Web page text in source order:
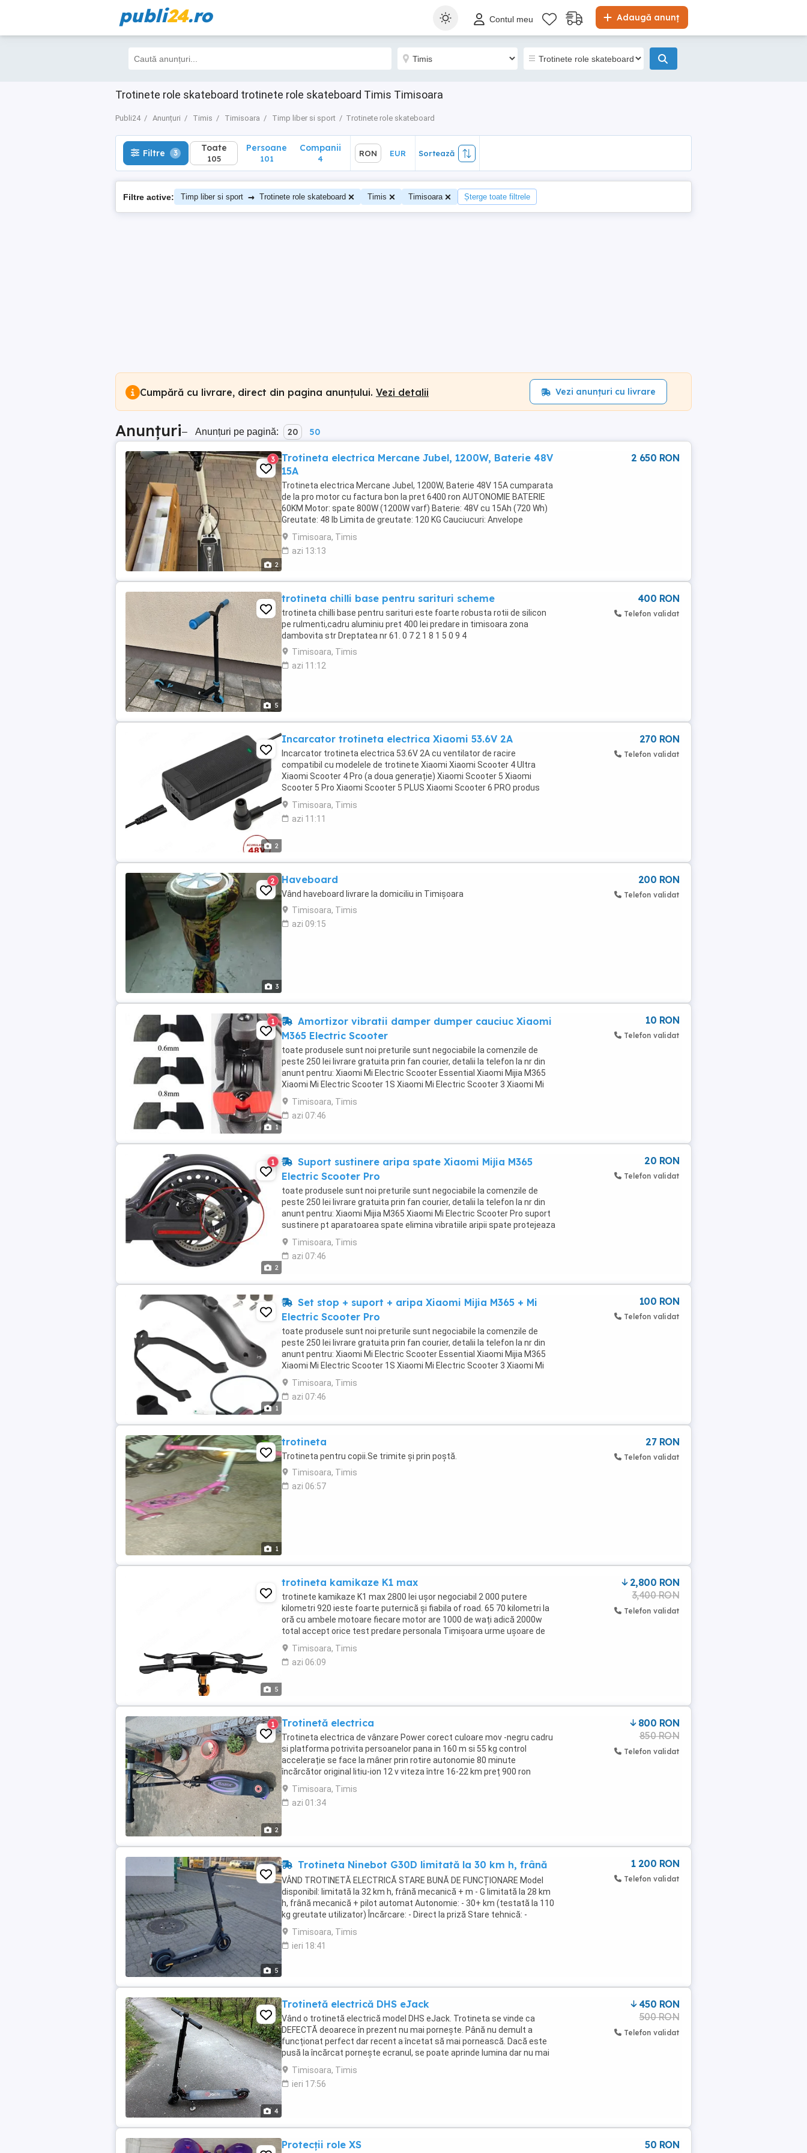
publi24.ro Adaugă anunț
Contul meu
Trotinete role skateboard trotinete role skateboard Timis Timisoara
Publi24 Anunțuri Timis Timisoara Timp liber si sport Trotinete role skateboard
Filtre 3 Toate
105
Sortează
Filtre 3 Toate
105
Persoane
101
Companii
4
RON EUR Sortează
Filtre active: Timp liber si sport → Trotinete role skateboard Timis Timisoara Șterge toate filtrele
Cumpără cu livrare, direct din pagina anunțului. Vezi detalii Vezi anunțuri cu livrare
Anunțuri– Anunțuri pe pagină: 20 50
2
3
Trotineta electrica Mercane Jubel, 1200W, Baterie 48V
15A
Trotineta electrica Mercane Jubel, 1200W, Baterie 48V 15A cumparata
de la pro motor cu factura bon la pret 6400 ron AUTONOMIE BATERIE
60KM Motor: spate 800W (1200W varf) Baterie: 48V cu 15Ah (720 Wh)
Greutate: 48 lb Limita de greutate: 120 KG Cauciucuri: Anvelope
stradale cu camera de 12" Anvelopele ...
Timisoara, Timis
azi 13:13
2 650 RON
5
trotineta chilli base pentru sarituri scheme
trotineta chilli base pentru sarituri este foarte robusta rotii de silicon
pe rulmenti,cadru aluminiu pret 400 lei predare in timisoara zona
dambovita str Dreptatea nr 61. 0 7 2 1 8 1 5 0 9 4
Timisoara, Timis
azi 11:12
400 RON
Telefon validat
2
Incarcator trotineta electrica Xiaomi 53.6V 2A
Incarcator trotineta electrica 53.6V 2A cu ventilator de racire
compatibil cu modelele de trotinete Xiaomi Xiaomi Scooter 4 Ultra
Xiaomi Scooter 4 Pro (a doua generație) Xiaomi Scooter 5 Xiaomi
Scooter 5 Pro Xiaomi Scooter 5 PLUS Xiaomi Scooter 6 PRO produs
nou pret 270 lei 0 7 2 1 8 1 5 ...
Timisoara, Timis
azi 11:11
270 RON
Telefon validat
3
2 Haveboard
Vând haveboard livrare la domiciliu in Timișoara
Timisoara, Timis
azi 09:15
200 RON
Telefon validat
1
1
Amortizor vibratii damper dumper cauciuc Xiaomi
M365 Electric Scooter
toate produsele sunt noi preturile sunt negociabile la comenzile de
peste 250 lei livrare gratuita prin fan courier, detalii la telefon la nr din
anunt pentru: Xiaomi Mi Electric Scooter Essential Xiaomi Mijia M365
Xiaomi Mi Electric Scooter 1S Xiaomi Mi Electric Scooter 3 Xiaomi Mi
Electric Scooter ...
Timisoara, Timis
azi 07:46
10 RON
Telefon validat
2
1
Suport sustinere aripa spate Xiaomi Mijia M365
Electric Scooter Pro
toate produsele sunt noi preturile sunt negociabile la comenzile de
peste 250 lei livrare gratuita prin fan courier, detalii la telefon la nr din
anunt pentru: Xiaomi Mijia M365 Xiaomi Mi Electric Scooter Pro suport
sustinere pt aparatoarea spate elimina vibratiile aripii spate protejeaza
cablul stopului ...
Timisoara, Timis
azi 07:46
20 RON
Telefon validat
1
Set stop + suport + aripa Xiaomi Mijia M365 + Mi
Electric Scooter Pro
toate produsele sunt noi preturile sunt negociabile la comenzile de
peste 250 lei livrare gratuita prin fan courier, detalii la telefon la nr din
anunt pentru: Xiaomi Mi Electric Scooter Essential Xiaomi Mijia M365
Xiaomi Mi Electric Scooter 1S Xiaomi Mi Electric Scooter 3 Xiaomi Mi
Electric Scooter ...
Timisoara, Timis
azi 07:46
100 RON
Telefon validat
1
trotineta
Trotineta pentru copii.Se trimite și prin poștă.
Timisoara, Timis
azi 06:57
27 RON
Telefon validat
5
trotineta kamikaze K1 max
trotinete kamikaze K1 max 2800 lei ușor negociabil 2 000 putere
kilometri 920 ieste foarte puternică și fiabila of road. 65 70 kilometri la
oră cu ambele motoare fiecare motor are 1000 de wați adică 2000w
total accept orice test predare personala Timișoara urme ușoare de
folosire se accepta și unele ...
Timisoara, Timis
azi 06:09
2,800 RON
3,400 RON
Telefon validat
2
1 Trotinetă electrica
Trotineta electrica de vânzare Power corect culoare mov -negru cadru
si platforma potrivita persoanelor pana in 160 m si 55 kg control
accelerație se face la mâner prin rotire autonomie 80 minute
încărcător original litiu-ion 12 v viteza între 16-22 km preț 900 ron
negociabil
Timisoara, Timis
azi 01:34
800 RON
850 RON
Telefon validat
5
Trotineta Ninebot G30D limitată la 30 km h, frână
VÂND TROTINETĂ ELECTRICĂ STARE BUNĂ DE FUNCȚIONARE Model
disponibil: limitată la 32 km h, frână mecanică + m - G limitată la 28 km
h, frână mecanică + pilot automat Autonomie: - 30+ km (testată la 110
kg greutate utilizator) Încărcare: - Direct la priză Stare tehnică: -
Trotinetele merg perfect ...
Timisoara, Timis
ieri 18:41
1 200 RON
Telefon validat
4
Trotinetă electrică DHS eJack
Vând o trotinetă electrică model DHS eJack. Trotineta se vinde ca
DEFECTĂ deoarece în prezent nu mai pornește. Până nu demult a
funcționat perfect dar recent a încetat să mai pornească. Dacă este
pusă la încărcat pornește ecranul, se poate aprinde lumina dar nu mai
demarează. Posibil are bateria epuizată ...
Timisoara, Timis
ieri 17:56
450 RON
500 RON
Telefon validat
Protecții role XS 50 RON